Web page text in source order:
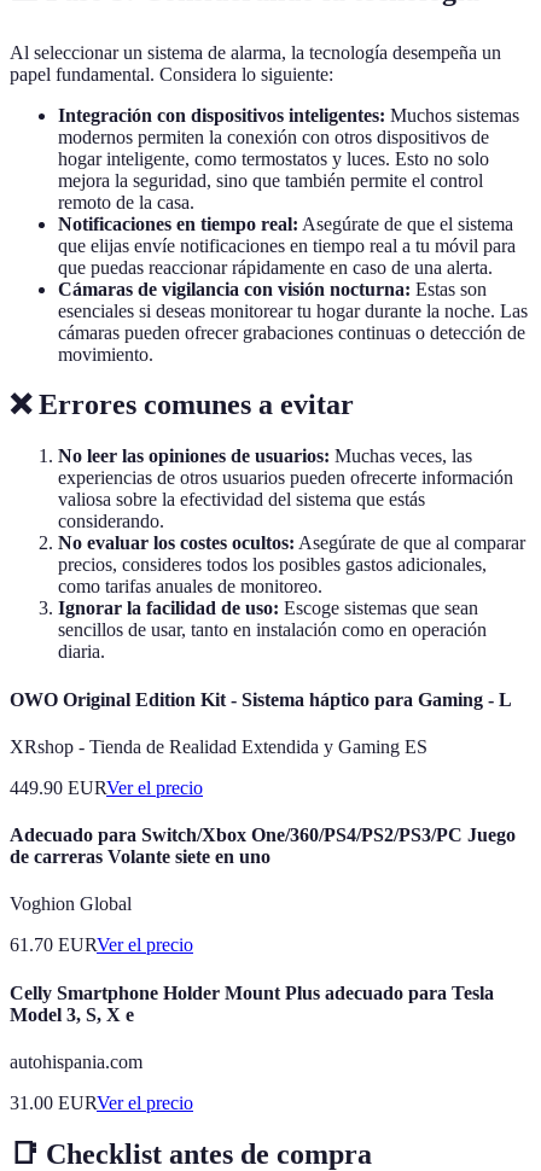
Al seleccionar un sistema de alarma, la tecnología desempeña un
papel fundamental. Considera lo siguiente:
Integración con dispositivos inteligentes: Muchos sistemas
modernos permiten la conexión con otros dispositivos de
hogar inteligente, como termostatos y luces. Esto no solo
mejora la seguridad, sino que también permite el control
remoto de la casa.
Notificaciones en tiempo real: Asegúrate de que el sistema
que elijas envíe notificaciones en tiempo real a tu móvil para
que puedas reaccionar rápidamente en caso de una alerta.
Cámaras de vigilancia con visión nocturna: Estas son
esenciales si deseas monitorear tu hogar durante la noche. Las
cámaras pueden ofrecer grabaciones continuas o detección de
movimiento.
❌ Errores comunes a evitar
No leer las opiniones de usuarios: Muchas veces, las
experiencias de otros usuarios pueden ofrecerte información
valiosa sobre la efectividad del sistema que estás
considerando.
No evaluar los costes ocultos: Asegúrate de que al comparar
precios, consideres todos los posibles gastos adicionales,
como tarifas anuales de monitoreo.
Ignorar la facilidad de uso: Escoge sistemas que sean
sencillos de usar, tanto en instalación como en operación
diaria.
OWO Original Edition Kit - Sistema háptico para Gaming - L
XRshop - Tienda de Realidad Extendida y Gaming ES
449.90 EURVer el precio
Adecuado para Switch/Xbox One/360/PS4/PS2/PS3/PC Juego
de carreras Volante siete en uno
Voghion Global
61.70 EURVer el precio
Celly Smartphone Holder Mount Plus adecuado para Tesla
Model 3, S, X e
autohispania.com
31.00 EURVer el precio
📑 Checklist antes de compra